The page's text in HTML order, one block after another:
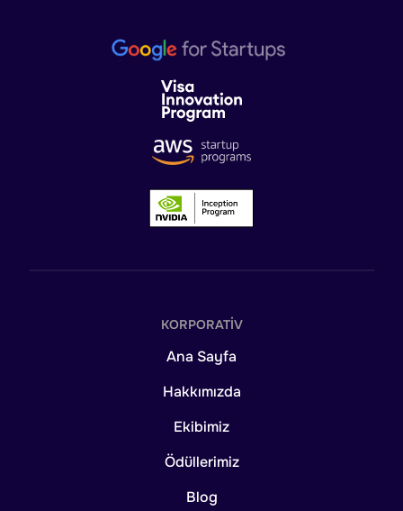
KORPORATIV
Ana Sayfa
Hakkımızda
Ekibimiz
Ödüllerimiz
Blog